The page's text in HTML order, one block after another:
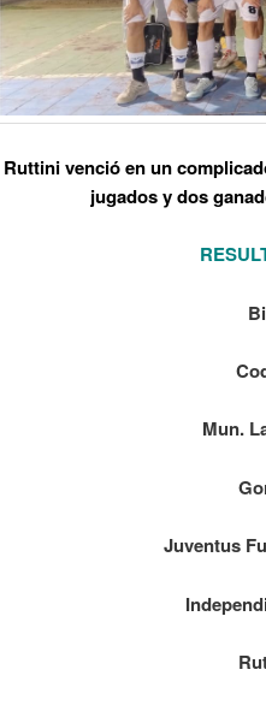
Ruttini venció en un
jugados y dos
Mun.
Juventus